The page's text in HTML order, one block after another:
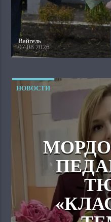
Вайгель
07.08.2026
НОВОСТИ